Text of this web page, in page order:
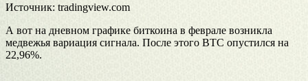
Источник: tradingview.com
А вот на дневном графике биткоина в феврале возникла
медвежья вариация сигнала. После этого BTC опустился на
22,96%.